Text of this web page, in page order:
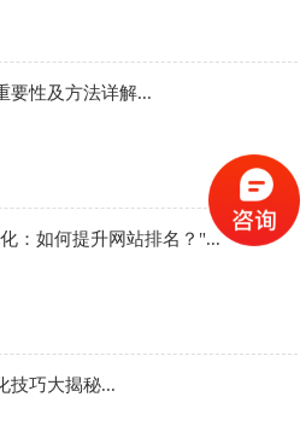
要性及方法详解...
：如何提升网站排名？"...
技巧大揭秘...